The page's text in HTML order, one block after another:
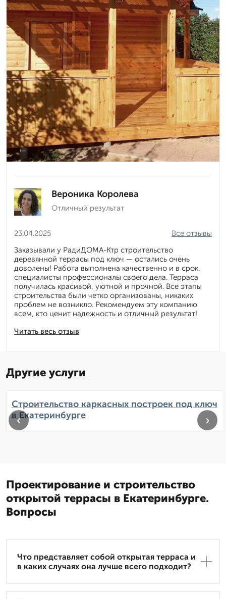
Вероника Королева
Отличный результат
23.04.2025
Читать весь отзыв
Все отзывы
Заказывали у РадиДОМА-Ктр строительство
деревянной террасы под ключ — остались очень
доволены! Работа выполнена качественно и в срок,
специалисты профессионалы своего дела. Терраса
получилась красивой, уютной и прочной. Все этапы
строительства были четко организованы, никаких
проблем не возникло. Рекомендуем эту компанию
всем, кто ценит надежность и отличный результат!
Другие услуги
Строительство каркасных построек под ключ
в Екатеринбурге
‹ ›
Проектирование и строительство
открытой террасы в Екатеринбурге.
Вопросы
Что представляет собой открытая терраса и
в каких случаях она лучше всего подходит?